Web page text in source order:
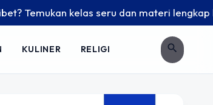
kelas seru dan materi lengkap
KULINER RELIGI search